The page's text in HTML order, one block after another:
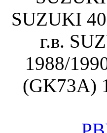
SUZUKI
г.в.
1988/
(GK73A)